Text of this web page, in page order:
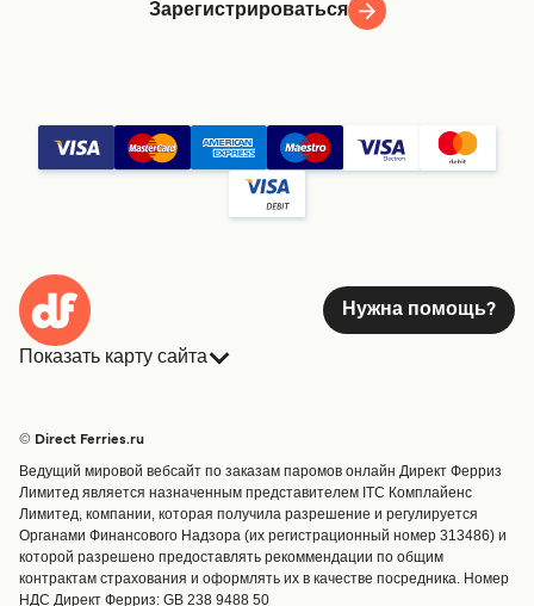
Зарегистрироваться
Нужна помощь?
Показать карту сайта
Страны
Обслуживание клиентов
Операторы
Маршруты и порты
Special Offers
Предлагает
Грузоперевозки
© Direct Ferries.ru
Ведущий мировой вебсайт по заказам паромов онлайн Директ Ферриз
Лимитед является назначенным представителем ITC Комплайенс
Лимитед, компании, которая получила разрешение и регулируется
Органами Финансового Надзора (их регистрационный номер 313486) и
которой разрешено предоставлять рекоммендации по общим
контрактам страхования и оформлять их в качестве посредника. Номер
НДС Директ Ферриз: GB 238 9488 50